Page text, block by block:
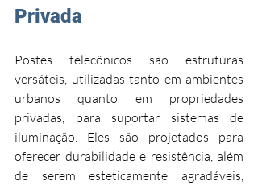
Privada
Postes telecônicos são estruturas
versáteis, utilizadas tanto em ambientes
urbanos quanto em propriedades
privadas, para suportar sistemas de
iluminação. Eles são projetados para
oferecer durabilidade e resistência, além
de serem esteticamente agradáveis,